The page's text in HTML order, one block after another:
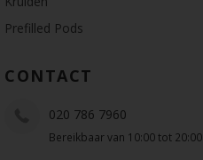
Prefilled Pods
CONTACT
020 786 7960
Bereikbaar van 10:00 tot 20:00